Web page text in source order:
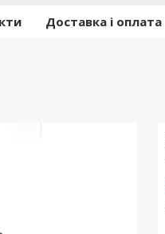
Доставка і оплата